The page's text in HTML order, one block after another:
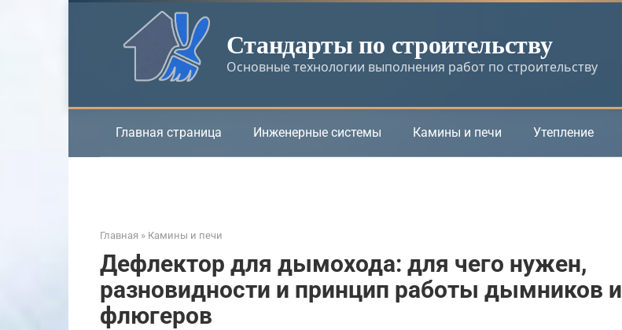
Стандарты по строительству
Основные технологии выполнения работ по строительству
Главная страница Инженерные системы Камины и печи Утепление
Главная » Камины и печи
Дефлектор для дымохода: для чего нужен,
разновидности и принцип работы дымников и
флюгеров